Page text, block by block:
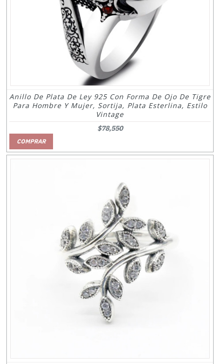
Anillo De Plata De Ley 925 Con Forma De Ojo De Tigre
Para Hombre Y Mujer, Sortija, Plata Esterlina, Estilo
Vintage
$78,550
COMPRAR